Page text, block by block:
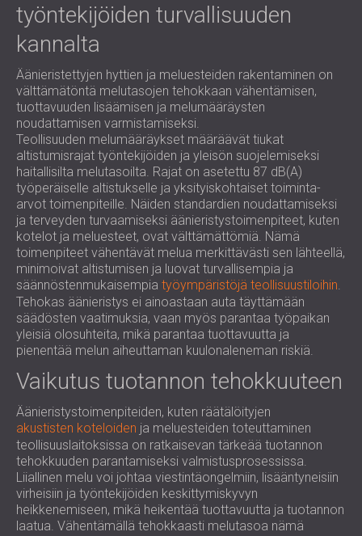
työntekijöiden turvallisuuden
kannalta
Äänieristettyjen hyttien ja meluesteiden rakentaminen on
välttämätöntä melutasojen tehokkaan vähentämisen,
tuottavuuden lisäämisen ja melumääräysten
noudattamisen varmistamiseksi.
Teollisuuden melumääräykset määräävät tiukat
altistumisrajat työntekijöiden ja yleisön suojelemiseksi
haitallisilta melutasoilta. Rajat on asetettu 87 dB(A)
työperäiselle altistukselle ja yksityiskohtaiset toiminta-
arvot toimenpiteille. Näiden standardien noudattamiseksi
ja terveyden turvaamiseksi äänieristystoimenpiteet, kuten
kotelot ja meluesteet, ovat välttämättömiä. Nämä
toimenpiteet vähentävät melua merkittävästi sen lähteellä,
minimoivat altistumisen ja luovat turvallisempia ja
säännöstenmukaisempia työympäristöjä teollisuustiloihin.
Tehokas äänieristys ei ainoastaan ​​auta täyttämään
säädösten vaatimuksia, vaan myös parantaa työpaikan
yleisiä olosuhteita, mikä parantaa tuottavuutta ja
pienentää melun aiheuttaman kuulonaleneman riskiä.
Vaikutus tuotannon tehokkuuteen
Äänieristystoimenpiteiden, kuten räätälöityjen
akustisten koteloiden ja meluesteiden toteuttaminen
teollisuuslaitoksissa on ratkaisevan tärkeää tuotannon
tehokkuuden parantamiseksi valmistusprosessissa.
Liiallinen melu voi johtaa viestintäongelmiin, lisääntyneisiin
virheisiin ja työntekijöiden keskittymiskyvyn
heikkenemiseen, mikä heikentää tuottavuutta ja tuotannon
laatua. Vähentämällä tehokkaasti melutasoa nämä